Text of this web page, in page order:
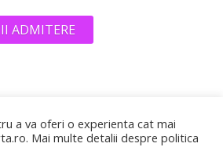
ADMITERE
a va oferi o experienta cat mai
Mai multe detalii despre politica